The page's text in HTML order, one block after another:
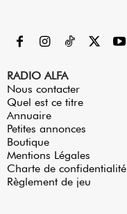
RADIO ALFA
Nous contacter
Quel est ce titre
Annuaire
Petites annonces
Boutique
Mentions Légales
Charte de confidentialité
Règlement de jeu